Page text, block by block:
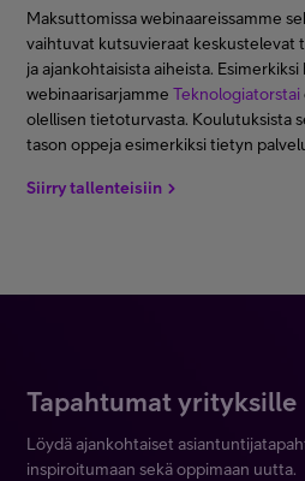
Maksuttomissa webinaareissamme
vaihtuvat kutsuvieraat keskustelevat
ja ajankohtaisista aiheista.
webinaarisarjammeTeknologiatorstai
olellisen tietoturvasta. Koulutuksista
tason oppeja esimerkiksi tietyn
Siirry tallenteisiin
Tapahtumat yrityksille
Löydä ajankohtaiset
inspiroitumaan sekä oppimaan uutta.